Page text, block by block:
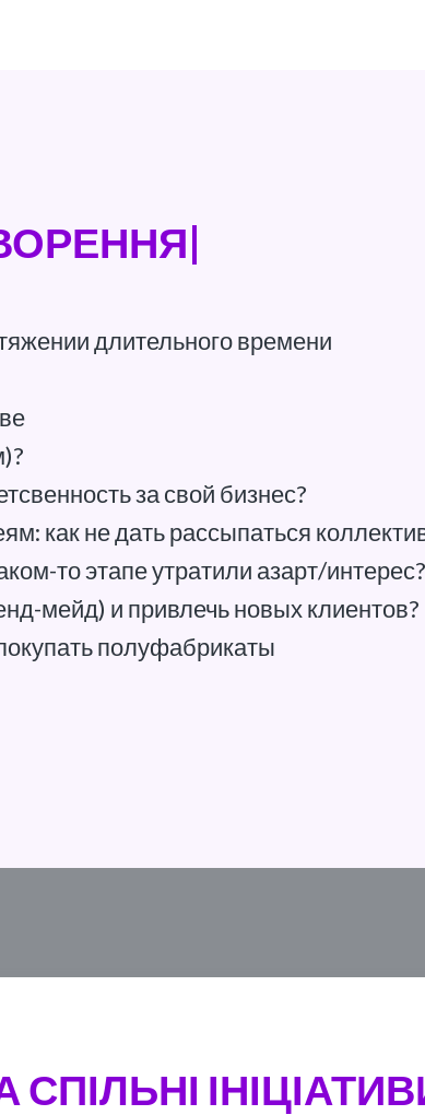
длительного времени
за свой бизнес?
как не дать рассыпаться
то этапе утратили азарт/интерес?
мейд) и привлечь новых клиентов?
полуфабрикаты